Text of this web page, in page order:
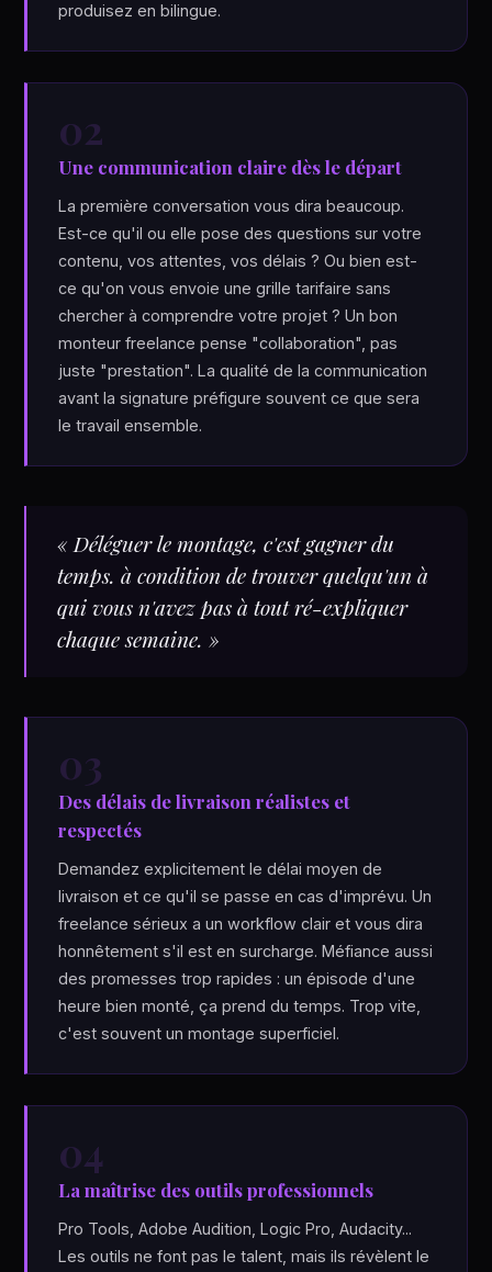
produisez en bilingue.
02
Une communication claire dès le départ
La première conversation vous dira beaucoup.
Est-ce qu'il ou elle pose des questions sur votre
contenu, vos attentes, vos délais ? Ou bien est-
ce qu'on vous envoie une grille tarifaire sans
chercher à comprendre votre projet ? Un bon
monteur freelance pense "collaboration", pas
juste "prestation". La qualité de la communication
avant la signature préfigure souvent ce que sera
le travail ensemble.
« Déléguer le montage, c'est gagner du
temps. à condition de trouver quelqu'un à
qui vous n'avez pas à tout ré-expliquer
chaque semaine. »
03
Des délais de livraison réalistes et
respectés
Demandez explicitement le délai moyen de
livraison et ce qu'il se passe en cas d'imprévu. Un
freelance sérieux a un workflow clair et vous dira
honnêtement s'il est en surcharge. Méfiance aussi
des promesses trop rapides : un épisode d'une
heure bien monté, ça prend du temps. Trop vite,
c'est souvent un montage superficiel.
04
La maîtrise des outils professionnels
Pro Tools, Adobe Audition, Logic Pro, Audacity...
Les outils ne font pas le talent, mais ils révèlent le